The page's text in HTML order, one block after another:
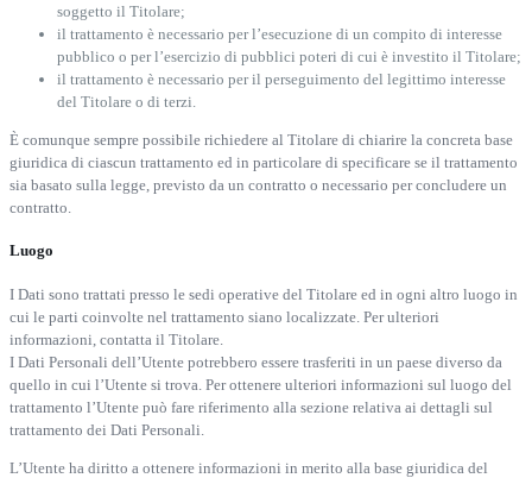
soggetto il Titolare;
il trattamento è necessario per l’esecuzione di un compito di interesse
pubblico o per l’esercizio di pubblici poteri di cui è investito il Titolare;
il trattamento è necessario per il perseguimento del legittimo interesse
del Titolare o di terzi.
È comunque sempre possibile richiedere al Titolare di chiarire la concreta base
giuridica di ciascun trattamento ed in particolare di specificare se il trattamento
sia basato sulla legge, previsto da un contratto o necessario per concludere un
contratto.
Luogo
I Dati sono trattati presso le sedi operative del Titolare ed in ogni altro luogo in
cui le parti coinvolte nel trattamento siano localizzate. Per ulteriori
informazioni, contatta il Titolare.
I Dati Personali dell’Utente potrebbero essere trasferiti in un paese diverso da
quello in cui l’Utente si trova. Per ottenere ulteriori informazioni sul luogo del
trattamento l’Utente può fare riferimento alla sezione relativa ai dettagli sul
trattamento dei Dati Personali.
L’Utente ha diritto a ottenere informazioni in merito alla base giuridica del